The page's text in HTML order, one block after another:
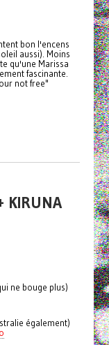
bon l'encens
aussi). Moins
qu'une Marissa
fascinante.
not free"
KIRUNA
ne bouge plus)
également)